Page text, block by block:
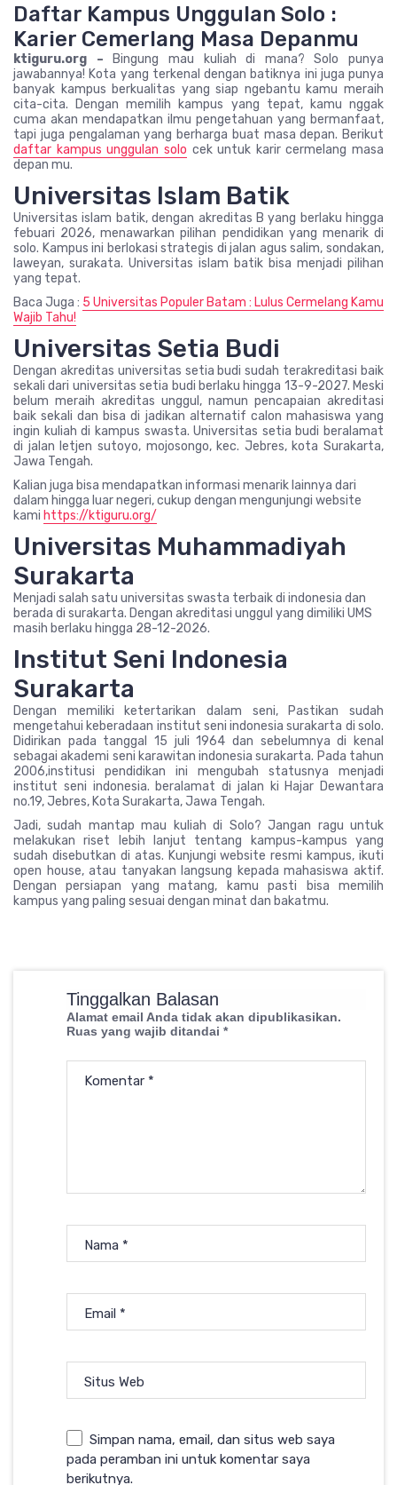
Daftar Kampus Unggulan Solo :
Karier Cemerlang Masa Depanmu
ktiguru.org –
Bingung mau kuliah di mana? Solo punya
jawabannya! Kota yang terkenal dengan batiknya ini juga punya
banyak kampus berkualitas yang siap ngebantu kamu meraih
cita-cita. Dengan memilih kampus yang tepat, kamu nggak
cuma akan mendapatkan ilmu pengetahuan yang bermanfaat,
tapi juga pengalaman yang berharga buat masa depan. Berikut
daftar kampus unggulan solo cek untuk karir cermelang masa
depan mu.
Universitas Islam Batik
Universitas islam batik, dengan akreditas B yang berlaku hingga
febuari 2026, menawarkan pilihan pendidikan yang menarik di
solo. Kampus ini berlokasi strategis di jalan agus salim, sondakan,
laweyan, surakata. Universitas islam batik bisa menjadi pilihan
yang tepat.
Baca Juga : 5 Universitas Populer Batam : Lulus Cermelang Kamu
Wajib Tahu!
Universitas Setia Budi
Dengan akreditas universitas setia budi sudah terakreditasi baik
sekali dari universitas setia budi berlaku hingga 13-9-2027. Meski
belum meraih akreditas unggul, namun pencapaian akreditasi
baik sekali dan bisa di jadikan alternatif calon mahasiswa yang
ingin kuliah di kampus swasta. Universitas setia budi beralamat
di jalan letjen sutoyo, mojosongo, kec. Jebres, kota Surakarta,
Jawa Tengah.
Kalian juga bisa mendapatkan informasi menarik lainnya dari
dalam hingga luar negeri, cukup dengan mengunjungi website
kami https://ktiguru.org/
Universitas Muhammadiyah
Surakarta
Menjadi salah satu universitas swasta terbaik di indonesia dan
berada di surakarta. Dengan akreditasi unggul yang dimiliki UMS
masih berlaku hingga 28-12-2026.
Institut Seni Indonesia
Surakarta
Dengan memiliki ketertarikan dalam seni, Pastikan sudah
mengetahui keberadaan institut seni indonesia surakarta di solo.
Didirikan pada tanggal 15 juli 1964 dan sebelumnya di kenal
sebagai akademi seni karawitan indonesia surakarta. Pada tahun
2006,institusi pendidikan ini mengubah statusnya menjadi
institut seni indonesia. beralamat di jalan ki Hajar Dewantara
no.19, Jebres, Kota Surakarta, Jawa Tengah.
Jadi, sudah mantap mau kuliah di Solo? Jangan ragu untuk
melakukan riset lebih lanjut tentang kampus-kampus yang
sudah disebutkan di atas. Kunjungi website resmi kampus, ikuti
open house, atau tanyakan langsung kepada mahasiswa aktif.
Dengan persiapan yang matang, kamu pasti bisa memilih
kampus yang paling sesuai dengan minat dan bakatmu.
Tinggalkan Balasan
Alamat email Anda tidak akan dipublikasikan.
Ruas yang wajib ditandai *
Komentar *
Nama *
Email *
Situs Web
Simpan nama, email, dan situs web saya
pada peramban ini untuk komentar saya
berikutnya.